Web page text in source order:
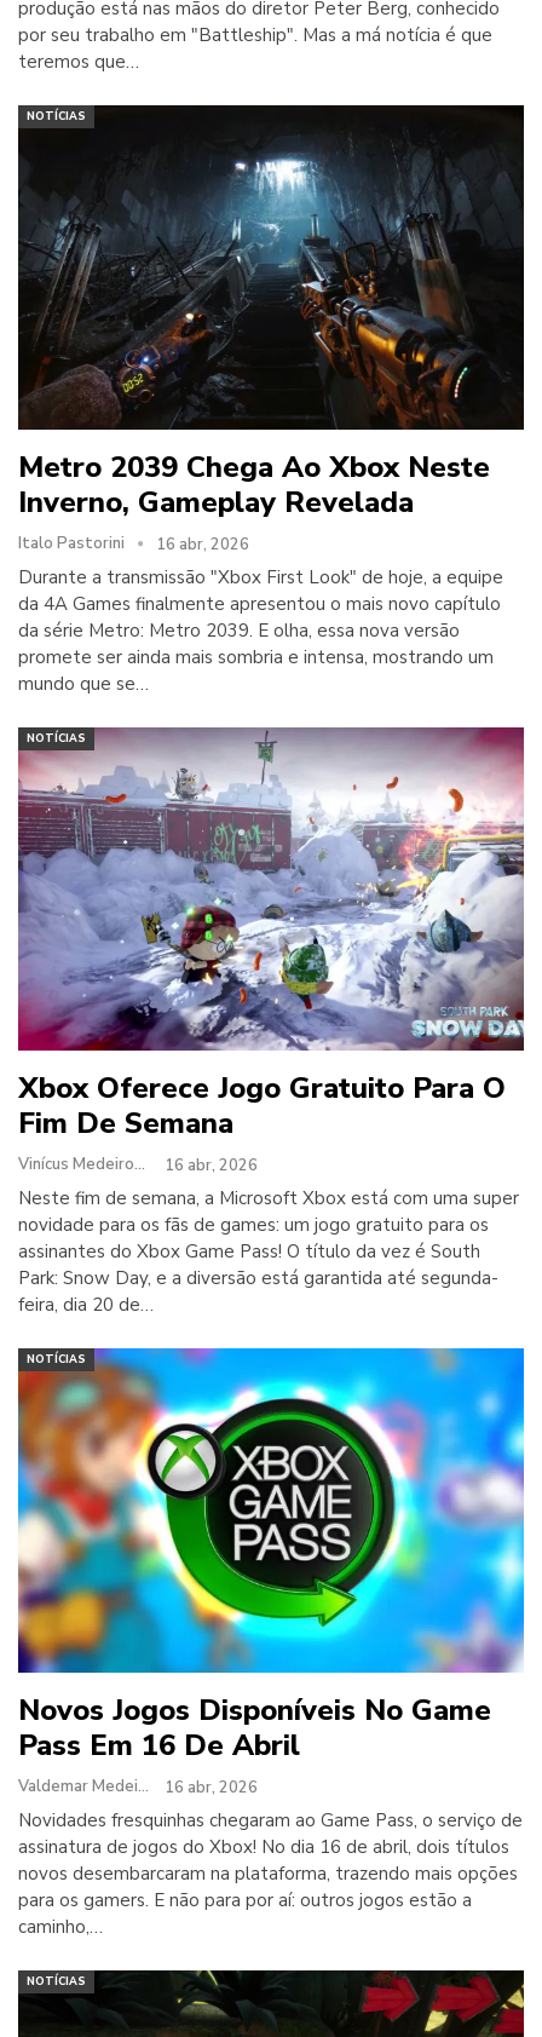
produção está nas mãos do diretor Peter Berg, conhecido
por seu trabalho em "Battleship". Mas a má notícia é que
teremos que…
NOTÍCIAS
Metro 2039 Chega Ao Xbox Neste
Inverno, Gameplay Revelada
Italo Pastorini 16 abr, 2026
Durante a transmissão "Xbox First Look" de hoje, a equipe
da 4A Games finalmente apresentou o mais novo capítulo
da série Metro: Metro 2039. E olha, essa nova versão
promete ser ainda mais sombria e intensa, mostrando um
mundo que se…
NOTÍCIAS
Xbox Oferece Jogo Gratuito Para O
Fim De Semana
Vinícus Medeiros 16 abr, 2026
Neste fim de semana, a Microsoft Xbox está com uma super
novidade para os fãs de games: um jogo gratuito para os
assinantes do Xbox Game Pass! O título da vez é South
Park: Snow Day, e a diversão está garantida até segunda-
feira, dia 20 de…
NOTÍCIAS
Novos Jogos Disponíveis No Game
Pass Em 16 De Abril
Valdemar Medeiros 16 abr, 2026
Novidades fresquinhas chegaram ao Game Pass, o serviço de
assinatura de jogos do Xbox! No dia 16 de abril, dois títulos
novos desembarcaram na plataforma, trazendo mais opções
para os gamers. E não para por aí: outros jogos estão a
caminho,…
NOTÍCIAS